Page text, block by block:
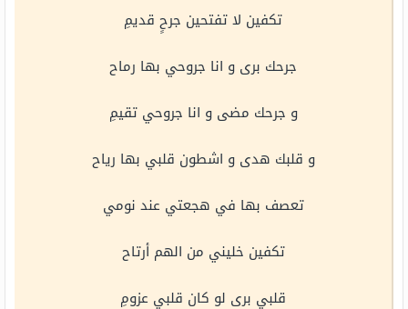
تكفين لا تفتحين جرحٍ قديمِ
جرحك برى و انا جروحي بها رماح
و جرحك مضى و انا جروحي تقيمِ
و قلبك هدى و اشطون قلبي بها رياح
تعصف بها في هجعتي عند نومي
تكفين خليني من الهم أرتاح
قلبي برى لو كان قلبي عزومِ